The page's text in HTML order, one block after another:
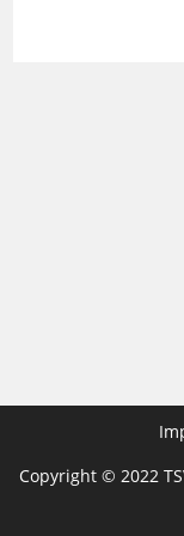
Copyright © 2022